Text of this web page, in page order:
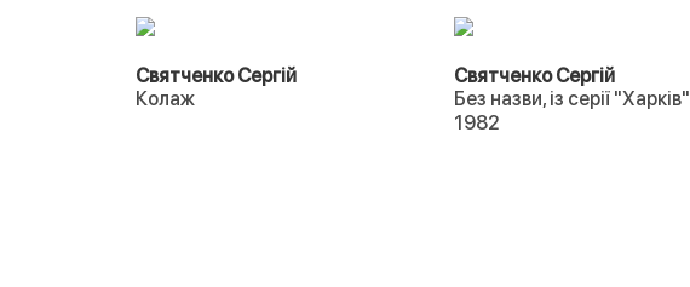
Святченко Сергій
Колаж
Святченко Сергій
Без назви, із серії "Харків"
1982